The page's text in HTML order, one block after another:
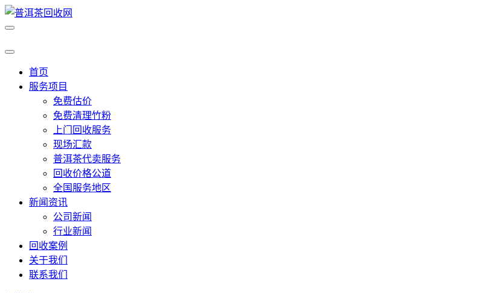
首页
服务项目
免费估价
免费清理竹粉
上门回收服务
现场汇款
普洱茶代卖服务
回收价格公道
全国服务地区
新闻资讯
公司新闻
行业新闻
回收案例
关于我们
联系我们